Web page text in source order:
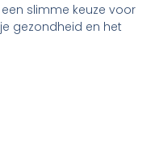
slimme keuze voor
gezondheid en het